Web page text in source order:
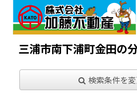
三浦市南下浦町金田の
検索条件を